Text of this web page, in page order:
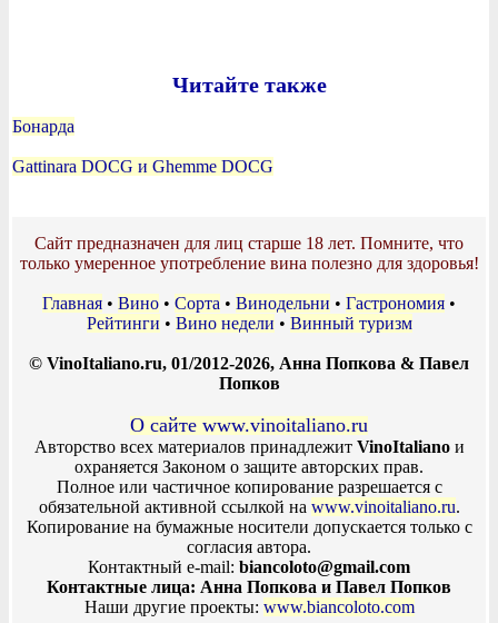
Читайте также
Бонарда
Gattinara DOCG и Ghemme DOCG
Сайт предназначен для лиц старше 18 лет. Помните, что
только умеренное употребление вина полезно для здоровья!
Главная • Вино • Сорта • Винодельни • Гастрономия •
Рейтинги • Вино недели • Винный туризм
© VinoItaliano.ru, 01/2012-2026, Анна Попкова & Павел
Попков
О сайте www.vinoitaliano.ru
Авторство всех материалов принадлежит VinoItalianoи
охраняется Законом о защите авторских прав.
Полное или частичное копирование разрешается с
обязательной активной ссылкой на www.vinoitaliano.ru.
Копирование на бумажные носители допускается только с
согласия автора.
Контактный e-mail: biancoloto@gmail.com
Контактные лица: Анна Попкова и Павел Попков
Наши другие проекты: www.biancoloto.com